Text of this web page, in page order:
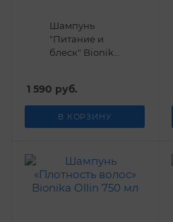
Шампунь
"Питание и
блеск" Bionika
1 590 руб.
В КОРЗИНУ